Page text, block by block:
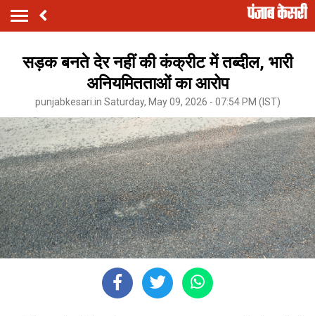
सड़क बनते देर नहीं की कंक्रीट में तब्दील, भारी
अनियमितताओं का आरोप
punjabkesari.in Saturday, May 09, 2026 - 07:54 PM (IST)